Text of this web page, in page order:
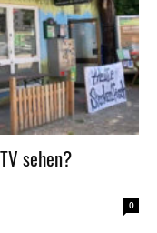
sehen?
0